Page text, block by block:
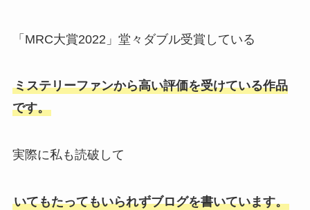
「MRC大賞2022」堂々ダブル受賞している
ミステリーファンから高い評価を受けている作品
です。
実際に私も読破して
いてもたってもいられずブログを書いています。